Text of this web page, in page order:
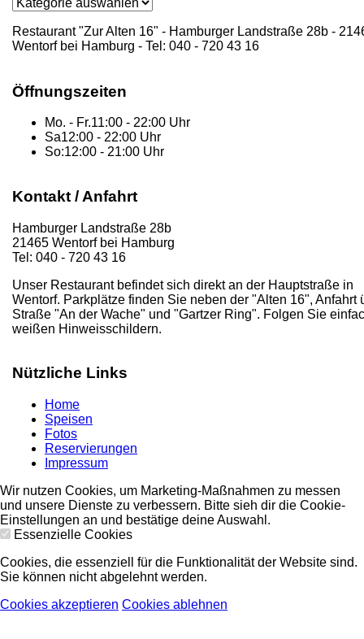
Restaurant "Zur Alten 16" - Hamburger Landstraße 28b -
Wentorf bei Hamburg - Tel: 040 - 720 43 16
Öffnungszeiten
Mo. - Fr.11:00 - 22:00 Uhr
Sa12:00 - 22:00 Uhr
So:12:00 - 21:00 Uhr
Kontakt / Anfahrt
Hamburger Landstraße 28b
21465 Wentorf bei Hamburg
Tel: 040 - 720 43 16
Unser Restaurant befindet sich direkt an der Hauptstraße in
Wentorf. Parkplätze finden Sie neben der "Alten 16", Anfahrt
Straße "An der Wache" und "Gartzer Ring". Folgen Sie
weißen Hinweisschildern.
Nützliche Links
Home
Speisen
Fotos
Reservierungen
Impressum
Wir nutzen Cookies, um Marketing-Maßnahmen zu messen
und unsere Dienste zu verbessern. Bitte sieh dir die Cookie-
Einstellungen an und bestätige deine Auswahl.
Essenzielle Cookies
Cookies, die essenziell für die Funktionalität der Website sind.
Sie können nicht abgelehnt werden.
Cookies akzeptieren Cookies ablehnen